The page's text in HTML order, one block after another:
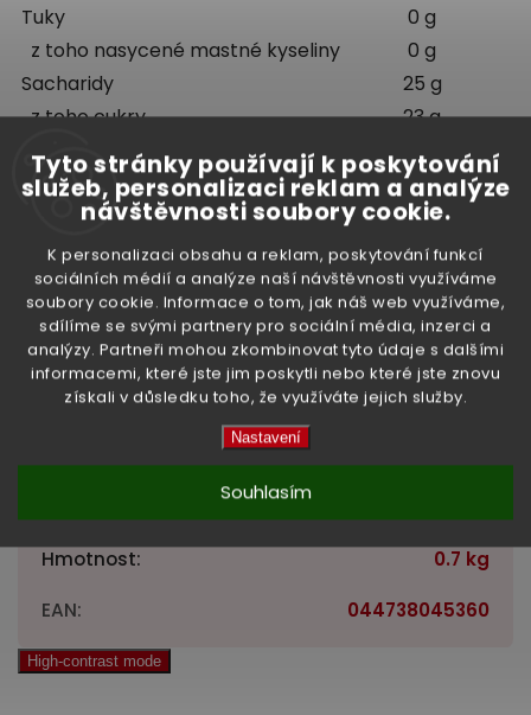
Tyto stránky používají k poskytování
služeb, personalizaci reklam a analýze
návštěvnosti soubory cookie.
K personalizaci obsahu a reklam, poskytování funkcí
sociálních médií a analýze naší návštěvnosti využíváme
soubory cookie. Informace o tom, jak náš web využíváme,
sdílíme se svými partnery pro sociální média, inzerci a
analýzy. Partneři mohou zkombinovat tyto údaje s dalšími
informacemi, které jste jim poskytli nebo které jste znovu
získali v důsledku toho, že využíváte jejich služby.
Nastavení
Souhlasím
Tuky
0 g
z toho nasycené mastné kyseliny
0 g
Sacharidy
25 g
z toho cukry
23 g
Bílkoviny
0,6 g
Sůl
0,02 g
Hmotnost:565 g, po odkapání 230 g
Země původu:Thajsko
Doplňkové parametry
Hmotnost: 0.7 kg
EAN: 044738045360
High-contrast mode